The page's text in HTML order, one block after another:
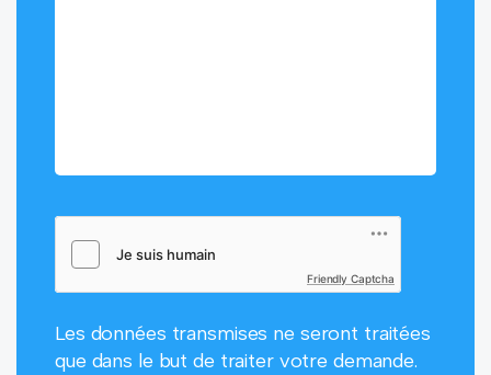
Friendly Captcha
Les données transmises ne seront traitées
que dans le but de traiter votre demande.